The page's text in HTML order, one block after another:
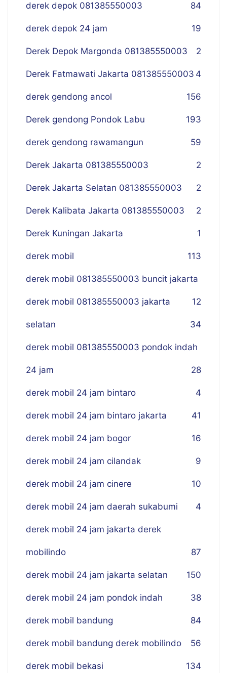
derek depok 081385550003 84
derek depok 24 jam 19
Derek Depok Margonda 081385550003 2
Derek Fatmawati Jakarta 081385550003 4
derek gendong ancol 156
Derek gendong Pondok Labu 193
derek gendong rawamangun 59
Derek Jakarta 081385550003 2
Derek Jakarta Selatan 081385550003 2
Derek Kalibata Jakarta 081385550003 2
Derek Kuningan Jakarta 1
derek mobil 113
derek mobil 081385550003 buncit jakarta
12
derek mobil 081385550003 jakarta
selatan 34
derek mobil 081385550003 pondok indah
24 jam 28
derek mobil 24 jam bintaro 4
derek mobil 24 jam bintaro jakarta 41
derek mobil 24 jam bogor 16
derek mobil 24 jam cilandak 9
derek mobil 24 jam cinere 10
derek mobil 24 jam daerah sukabumi 4
derek mobil 24 jam jakarta derek
mobilindo 87
derek mobil 24 jam jakarta selatan 150
derek mobil 24 jam pondok indah 38
derek mobil bandung 84
derek mobil bandung derek mobilindo 56
derek mobil bekasi 134